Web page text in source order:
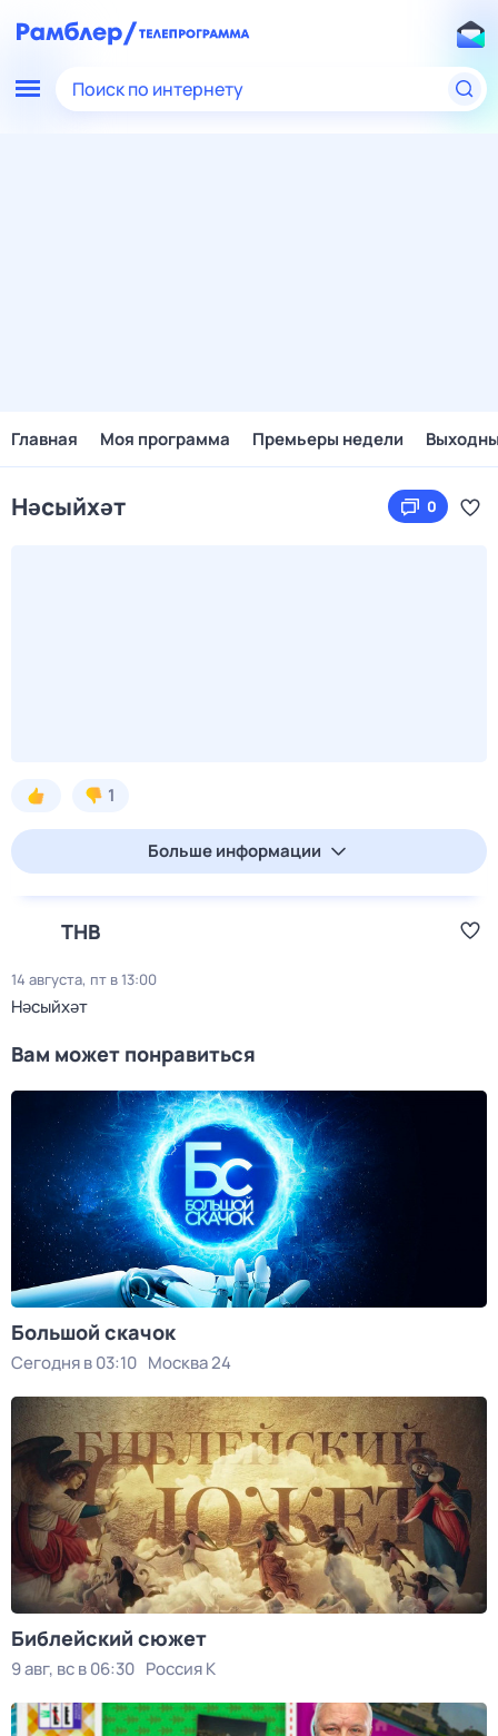
Поиск по интернету
Главная Моя программа Премьеры недели
Нәсыйхәт 0
1
Больше информации
ТНВ
14 августа, пт в 13:00
Нәсыйхәт
Вам может понравиться
Большой скачок
Сегодня в 03:10 Москва 24
Библейский сюжет
9 авг, вс в 06:30 Россия К